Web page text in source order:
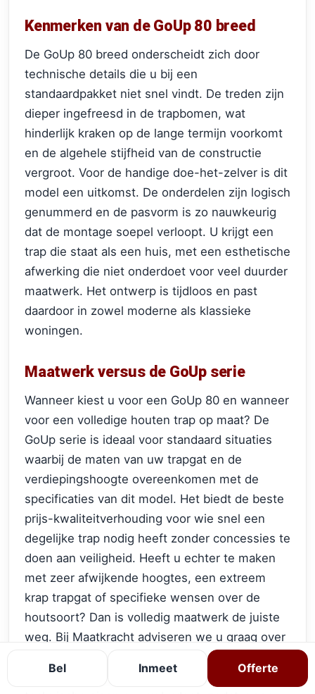
Kenmerken van de GoUp 80 breed
De GoUp 80 breed onderscheidt zich door
technische details die u bij een
standaardpakket niet snel vindt. De treden zijn
dieper ingefreesd in de trapbomen, wat
hinderlijk kraken op de lange termijn voorkomt
en de algehele stijfheid van de constructie
vergroot. Voor de handige doe-het-zelver is dit
model een uitkomst. De onderdelen zijn logisch
genummerd en de pasvorm is zo nauwkeurig
dat de montage soepel verloopt. U krijgt een
trap die staat als een huis, met een esthetische
afwerking die niet onderdoet voor veel duurder
maatwerk. Het ontwerp is tijdloos en past
daardoor in zowel moderne als klassieke
woningen.
Maatwerk versus de GoUp serie
Wanneer kiest u voor een GoUp 80 en wanneer
voor een volledige houten trap op maat? De
GoUp serie is ideaal voor standaard situaties
waarbij de maten van uw trapgat en de
verdiepingshoogte overeenkomen met de
specificaties van dit model. Het biedt de beste
prijs-kwaliteitverhouding voor wie snel een
degelijke trap nodig heeft zonder concessies te
doen aan veiligheid. Heeft u echter te maken
met zeer afwijkende hoogtes, een extreem
krap trapgat of specifieke wensen over de
houtsoort? Dan is volledig maatwerk de juiste
weg. Bij Maatkracht adviseren we u graag over
de beste keuze voor uw woonsituatie. Tijdens
een persoonlijk gesprek kijken we naar uw
Bel Inmeet Offerte